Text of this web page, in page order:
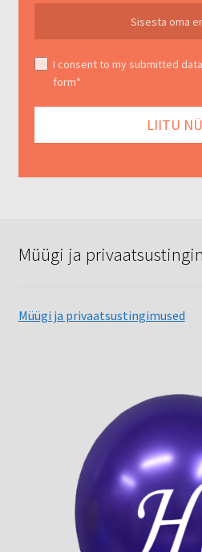
I consent to my submitted
form*
Müügi ja
Müügi ja privaatsustingimused